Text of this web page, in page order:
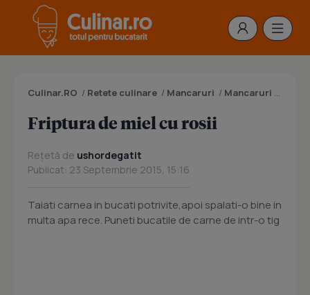
Culinar.RO / Retete culinare / Mancaruri / Mancaruri cu carne
Friptura de miel cu rosii
Rețetă de ushordegatit
Publicat: 23 Septembrie 2015, 15:16
Taiati carnea in bucati potrivite,apoi spalati-o bine in
multa apa rece. Puneti bucatile de carne de intr-o tig